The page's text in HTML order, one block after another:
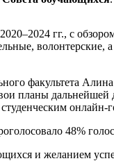
гг., с
факультета
планы
онлайн-
48%
и желанием